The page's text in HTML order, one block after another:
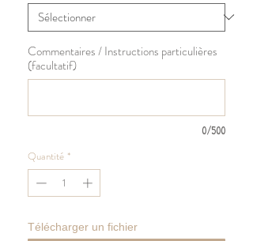
Commentaires / Instructions particulières
(facultatif)
0/500
Quantité *
Télécharger un fichier